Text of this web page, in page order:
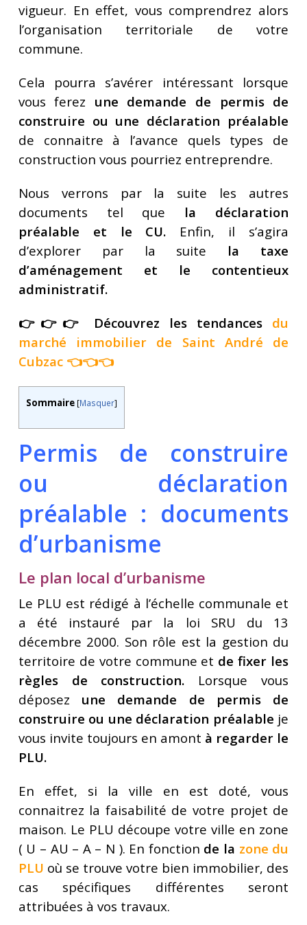
vigueur. En effet, vous comprendrez alors
l’organisation territoriale de votre
commune.
Cela pourra s’avérer intéressant lorsque
vous ferez une demande de permis de
construire ou une déclaration préalable
de connaitre à l’avance quels types de
construction vous pourriez entreprendre.
Nous verrons par la suite les autres
documents tel que la déclaration
préalable et le CU. Enfin, il s’agira
d’explorer par la suite la taxe
d’aménagement et le contentieux
administratif.
👉👉👉 Découvrez les tendances du
marché immobilier de Saint André de
Cubzac👈👈👈
Sommaire [Masquer]
Permis de construire
ou déclaration
préalable : documents
d’urbanisme
Le plan local d’urbanisme
Le PLU est rédigé à l’échelle communale et
a été instauré par la loi SRU du 13
décembre 2000. Son rôle est la gestion du
territoire de votre commune et de fixer les
règles de construction. Lorsque vous
déposez une demande de permis de
construire ou une déclaration préalable je
vous invite toujours en amont à regarder le
PLU.
En effet, si la ville en est doté, vous
connaitrez la faisabilité de votre projet de
maison. Le PLU découpe votre ville en zone
( U – AU – A – N ). En fonction de la zone du
PLU où se trouve votre bien immobilier, des
cas spécifiques différentes seront
attribuées à vos travaux.